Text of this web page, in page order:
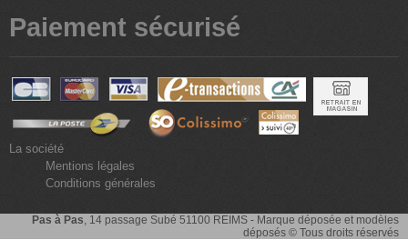
Paiement sécurisé
La société
Mentions légales
Conditions générales
Pas à Pas, 14 passage Subé 51100 REIMS - Marque déposée et modèles
déposés © Tous droits réservés